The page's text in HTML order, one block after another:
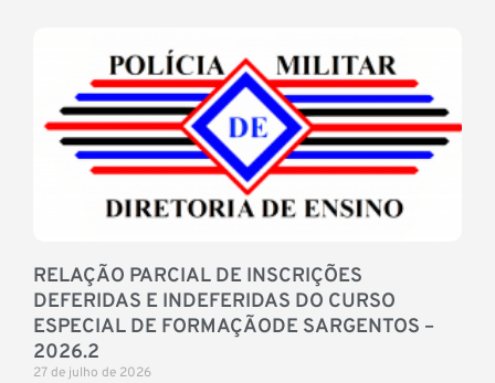
RELAÇÃO PARCIAL DE INSCRIÇÕES
DEFERIDAS E INDEFERIDAS DO CURSO
ESPECIAL DE FORMAÇÃODE SARGENTOS –
2026.2
27 de julho de 2026